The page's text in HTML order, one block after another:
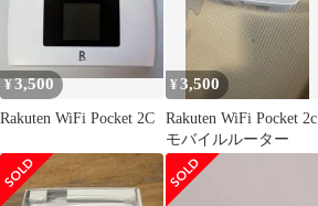
¥3,500
Rakuten WiFi Pocket 2C
¥3,500
Rakuten WiFi Pocket 2c
モバイルルーター